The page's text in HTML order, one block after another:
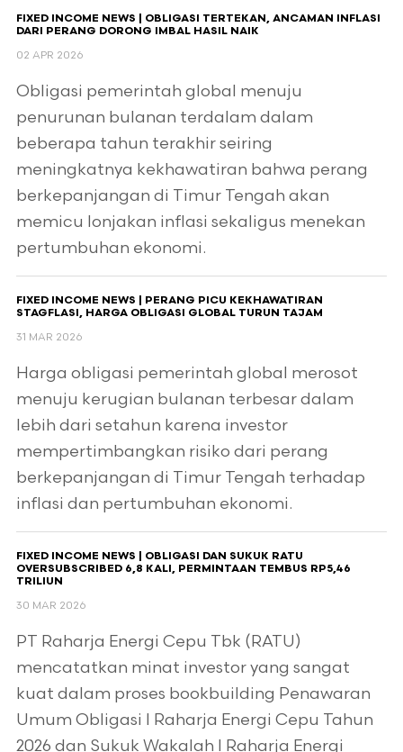
FIXED INCOME NEWS | OBLIGASI TERTEKAN, ANCAMAN INFLASI
DARI PERANG DORONG IMBAL HASIL NAIK
02 APR 2026
Obligasi pemerintah global menuju
penurunan bulanan terdalam dalam
beberapa tahun terakhir seiring
meningkatnya kekhawatiran bahwa perang
berkepanjangan di Timur Tengah akan
memicu lonjakan inflasi sekaligus menekan
pertumbuhan ekonomi.
FIXED INCOME NEWS | PERANG PICU KEKHAWATIRAN
STAGFLASI, HARGA OBLIGASI GLOBAL TURUN TAJAM
31 MAR 2026
Harga obligasi pemerintah global merosot
menuju kerugian bulanan terbesar dalam
lebih dari setahun karena investor
mempertimbangkan risiko dari perang
berkepanjangan di Timur Tengah terhadap
inflasi dan pertumbuhan ekonomi.
FIXED INCOME NEWS | OBLIGASI DAN SUKUK RATU
OVERSUBSCRIBED 6,8 KALI, PERMINTAAN TEMBUS RP5,46
TRILIUN
30 MAR 2026
PT Raharja Energi Cepu Tbk (RATU)
mencatatkan minat investor yang sangat
kuat dalam proses bookbuilding Penawaran
Umum Obligasi I Raharja Energi Cepu Tahun
2026 dan Sukuk Wakalah I Raharja Energi